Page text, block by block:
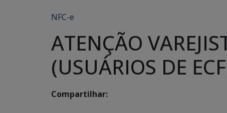
NFC-e
ATENÇÃO
(USUÁRIOS DE
Compartilhar: